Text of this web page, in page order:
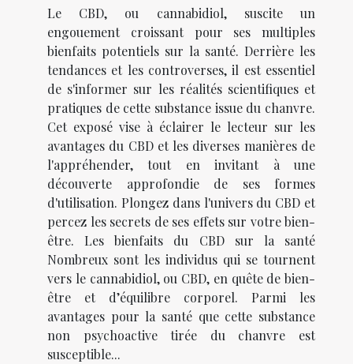
Le CBD, ou cannabidiol, suscite un
engouement croissant pour ses multiples
bienfaits potentiels sur la santé. Derrière les
tendances et les controverses, il est essentiel
de s'informer sur les réalités scientifiques et
pratiques de cette substance issue du chanvre.
Cet exposé vise à éclairer le lecteur sur les
avantages du CBD et les diverses manières de
l'appréhender, tout en invitant à une
découverte approfondie de ses formes
d'utilisation. Plongez dans l'univers du CBD et
percez les secrets de ses effets sur votre bien-
être. Les bienfaits du CBD sur la santé
Nombreux sont les individus qui se tournent
vers le cannabidiol, ou CBD, en quête de bien-
être et d’équilibre corporel. Parmi les
avantages pour la santé que cette substance
non psychoactive tirée du chanvre est
susceptible...